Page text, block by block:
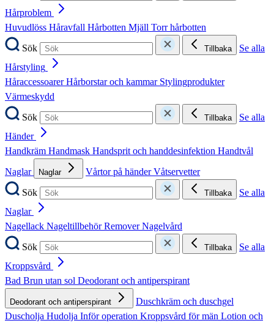
Hårproblem
Huvudlöss Håravfall Hårbotten Mjäll Torr hårbotten
Sök
Tillbaka
Se alla
Hårstyling
HåraccessoarerHårborstar och kammar Stylingprodukter
Värmeskydd
Sök
Tillbaka
Se alla
Händer
Handkräm Handmask Handsprit och handdesinfektion Handtvål
Naglar
Naglar Vårtor på händerVåtservetter
Sök
Tillbaka
Se alla
Naglar
Nagellack NageltillbehörRemoverNagelvård
Sök
Tillbaka
Se alla
Kroppsvård
Bad Brun utan sol Deodorant och antiperspirant
Deodorant och antiperspirant
Duschkräm och duschgel
Duscholja Hudolja Inför operation Kroppsvård för män Lotion och